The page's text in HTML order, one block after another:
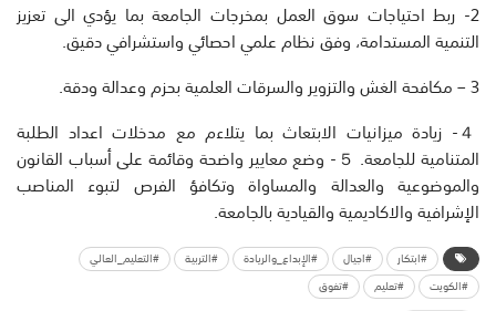
2- ربط احتياجات سوق العمل بمخرجات الجامعة بما يؤدي الى تعزيز
التنمية المستدامة، وفق نظام علمي احصائي واستشرافي دقيق.
3 – مكافحة الغش والتزوير والسرقات العلمية بحزم وعدالة ودقة.
４- زيادة ميزانيات الابتعاث بما يتلاءم مع مدخلات اعداد الطلبة
المتنامية للجامعة. ５- وضع معايير واضحة وقائمة على أسباب القانون
والموضوعية والعدالة والمساواة وتكافؤ الفرص لتبوء المناصب
الإشرافية والاكاديمية والقيادية بالجامعة.
#ابتكار #اجيال #الإبداع_والريادة #التربية
#التعليم_العالي
#الكويت
#تعليم #تفوق